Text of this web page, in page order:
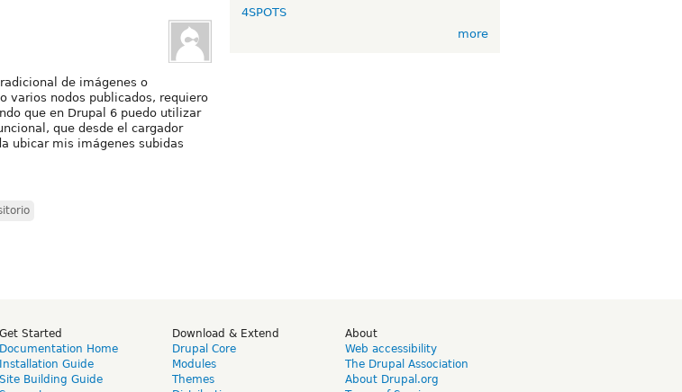
de imágenes o
varios nodos publicados, requiero
que en Drupal 6 puedo utilizar
que desde el cargador
ubicar mis imágenes subidas
4SPOTS
more
Get Started
Documentation Home
Installation Guide
Site Building Guide
Download & Extend
Drupal Core
Modules
Themes
About
Web accessibility
The Drupal Association
About Drupal.org